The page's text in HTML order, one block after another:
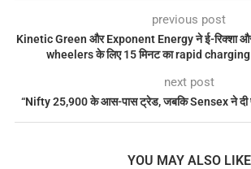
previous post
Kinetic Green और Exponent Energy ने ई-रिक्शा
wheelers के लिए 15 मिनट का rapid
next post
“Nifty 25,900 के आस-पास ट्रेड, जबकि Sensex ने दी
YOU MAY ALSO LIKE